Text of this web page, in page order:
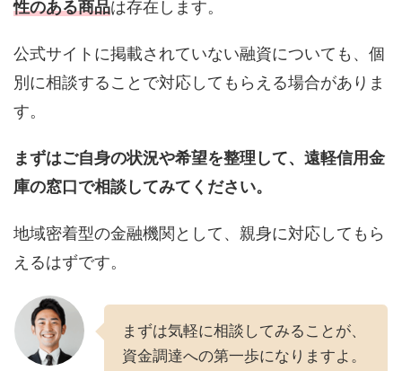
性のある商品は存在します。
公式サイトに掲載されていない融資についても、個
別に相談することで対応してもらえる場合がありま
す。
まずはご自身の状況や希望を整理して、遠軽信用金
庫の窓口で相談してみてください。
地域密着型の金融機関として、親身に対応してもら
えるはずです。
まずは気軽に相談してみることが、
資金調達への第一歩になりますよ。